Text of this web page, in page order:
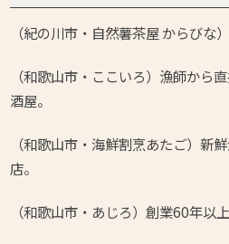
（紀の川市・自然薯茶屋 からびな
（和歌山市・ここいろ）漁師から
酒屋。
（和歌山市・海鮮割烹あたご）新
店。
（和歌山市・あじろ）創業60年以